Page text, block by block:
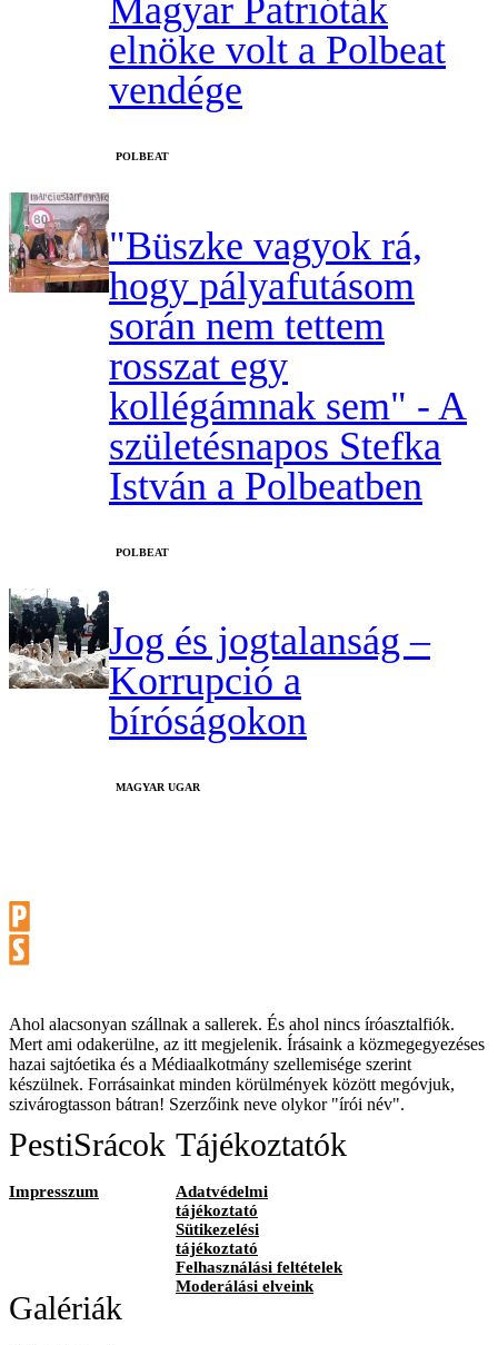
Magyar Patrióták
elnöke volt a Polbeat
vendége
‎POLBEAT
"Büszke vagyok rá,
hogy pályafutásom
során nem tettem
rosszat egy
kollégámnak sem" - A
születésnapos Stefka
István a Polbeatben
‎POLBEAT
Jog és jogtalanság –
Korrupció a
bíróságokon
MAGYAR UGAR
Ahol alacsonyan szállnak a sallerek. És ahol nincs íróasztalfiók.
Mert ami odakerülne, az itt megjelenik. Írásaink a közmegegyezéses
hazai sajtóetika és a Médiaalkotmány szellemisége szerint
készülnek. Forrásainkat minden körülmények között megóvjuk,
szivárogtasson bátran! Szerzőink neve olykor "írói név".
PestiSrácok
Impresszum
Tájékoztatók
Adatvédelmi
tájékoztató
Sütikezelési
tájékoztató
Felhasználási feltételek
Moderálási elveink
Galériák